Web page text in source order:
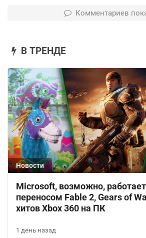
Комментариев
В ТРЕНДЕ
Новости
Microsoft, возможно,
переносом Fable 2, Gears of
хитов Xbox 360 на ПК
1 день назад